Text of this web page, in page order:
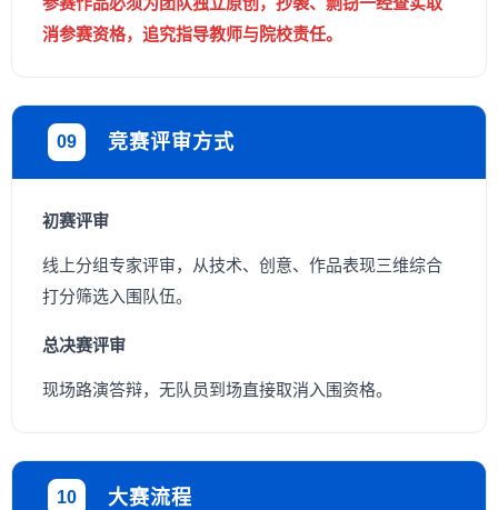
消参赛资格，追究指导教师与院校责任。
09 竞赛评审方式
初赛评审
线上分组专家评审，从技术、创意、作品表现三维综合
打分筛选入围队伍。
总决赛评审
现场路演答辩，无队员到场直接取消入围资格。
10 大赛流程